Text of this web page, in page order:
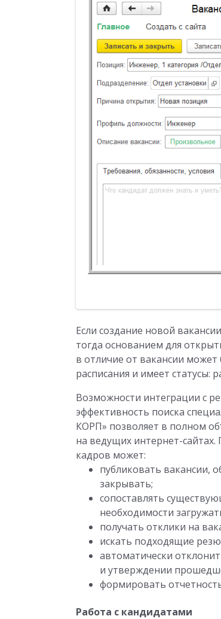
Если создание новой
тогда основанием для
в отличие от вакансии
расписания и имеет статусы:
Возможности интеграции с
эффективность поиска
КОРП» позволяет в полном
на ведущих интернет-
кадров может:
публиковать вакансии,
закрывать;
сопоставлять
необходимости
получать отклики на
искать подходящие
автоматически
и утверждении
формировать
Работа с кандидатами